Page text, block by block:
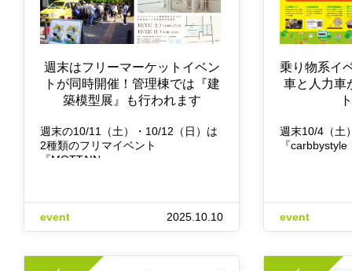
週末はフリーマーケットイベン
トが同時開催！管理棟では『建
築模型展』も行われます
週末の10/11（土）・10/12（日）は
2種類のフリマイベント
『MOTTAIN…
event 2025.10.10
乗り物系イ
車と人力車
週末10/4（土
『
event